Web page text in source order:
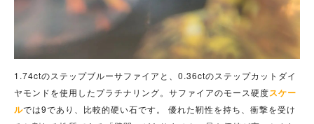
1.74ctのステップブルーサファイアと、0.36ctのステップカットダイ
ヤモンドを使用したプラチナリング。サファイアのモース硬度スケー
ルでは9であり、比較的硬い石です。 優れた靭性を持ち、衝撃を受け